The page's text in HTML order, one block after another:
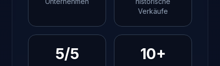
Verkäufe
5/5 10+